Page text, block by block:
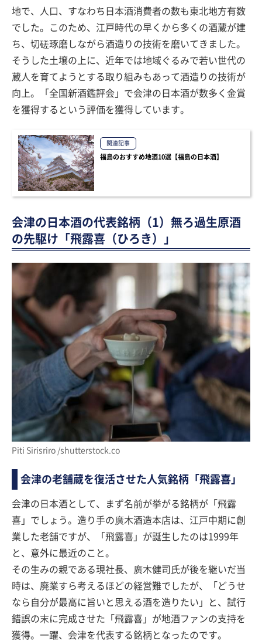
地で、人口、すなわち日本酒消費者の数も東北地方有数
でした。このため、江戸時代の早くから多くの酒蔵が建
ち、切磋琢磨しながら酒造りの技術を磨いてきました。
そうした土壌の上に、近年では地域ぐるみで若い世代の
蔵人を育てようとする取り組みもあって酒造りの技術が
向上。「全国新酒鑑評会」で会津の日本酒が数多く金賞
を獲得するという評価を獲得しています。
関連記事
福島のおすすめ地酒10選【福島の日本酒】
会津の日本酒の代表銘柄（1）無ろ過生原酒
の先駆け「飛露喜（ひろき）」
Piti Sirisriro /shutterstock.co
会津の老舗蔵を復活させた人気銘柄「飛露喜」
会津の日本酒として、まず名前が挙がる銘柄が「飛露
喜」でしょう。造り手の廣木酒造本店は、江戸中期に創
業した老舗ですが、「飛露喜」が誕生したのは1999年
と、意外に最近のこと。
その生みの親である現社長、廣木健司氏が後を継いだ当
時は、廃業すら考えるほどの経営難でしたが、「どうせ
なら自分が最高に旨いと思える酒を造りたい」と、試行
錯誤の末に完成させた「飛露喜」が地酒ファンの支持を
獲得。一躍、会津を代表する銘柄となったのです。